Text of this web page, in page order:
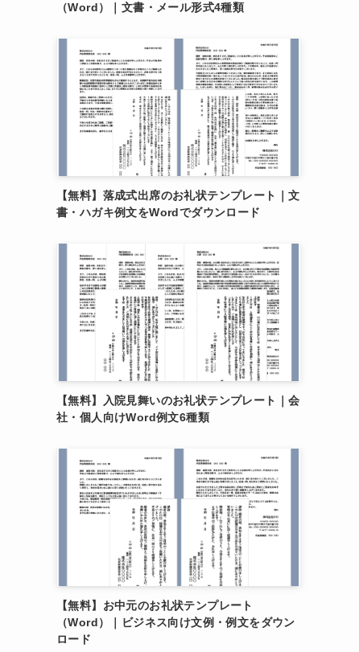
（Word）｜文書・メール形式4種類
【無料】落成式出席のお礼状テンプレート｜文
書・ハガキ例文をWordでダウンロード
【無料】入院見舞いのお礼状テンプレート｜会
社・個人向けWord例文6種類
【無料】お中元のお礼状テンプレート
（Word）｜ビジネス向け文例・例文をダウン
ロード